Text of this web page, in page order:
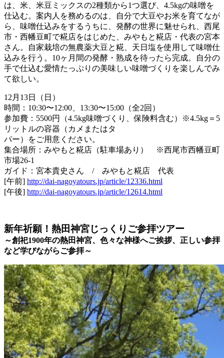
は、米、米豆ミックスの2種類から1つ選び、4.5kgの味噌を
仕込む。案内人を務めるのは、自分で大豆やお米を育てなが
ら、味噌仕込みをするうちに、発酵の世界に魅せられ、西尾
市・西幡豆町で糀店をはじめた、みやもと糀店・代表の宮本
さん。自家栽培の無農薬大豆と糀、天日塩を使用して味噌仕
込みを行う。10ヶ月間の発酵・熟成を待ったら完成。自分の
手で仕込む愛情たっぷりの美味しい味噌づくりを楽しんでみ
て欲しい。
12月13日（日）
時間：10:30〜12:00、13:30〜15:00（全2回）
参加費：5500円（4.5kg味噌づくり、保険料含む）※4.5kg＝5
リットルの容器（カメまたはタ
パー）をご用意ください。
集合場所：みやもと糀店（駐車場あり） ※西尾市西幡豆町
市場26-1
ガイド：宮本貴史さん /みやもと糀店 代表
[午前] http://dai-nagoyatours.jp/article/12336.html
[午後] http://dai-nagoyatours.jp/article/12614.html
新年祈願！熱田神宮じっくりご参拝ツアー
～創祀1900年の熱田神宮、色々な神様へご挨拶、正しい参拝
など学びながらご参拝～